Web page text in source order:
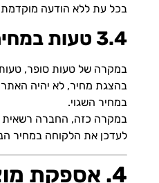
בכל עת ללא הודעה
3.4 טעות במחיר
במקרה של טעות סופר,
בהצגת מחיר, לא יהיה
במחיר השגוי.
במקרה כזה, החברה רשאית
לעדכן את הלקוחה במחיר
4. אספקת מוצרים